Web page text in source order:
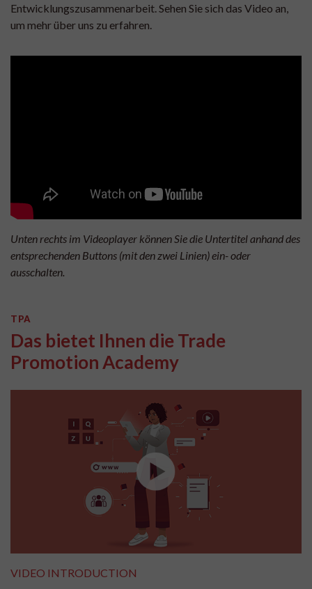
Entwicklungszusammenarbeit. Sehen Sie sich das Video an,
um mehr über uns zu erfahren.
Unten rechts im Videoplayer können Sie die Untertitel anhand des
entsprechenden Buttons (mit den zwei Linien) ein- oder
ausschalten.
TPA
Das bietet Ihnen die Trade
Promotion Academy
VIDEO INTRODUCTION